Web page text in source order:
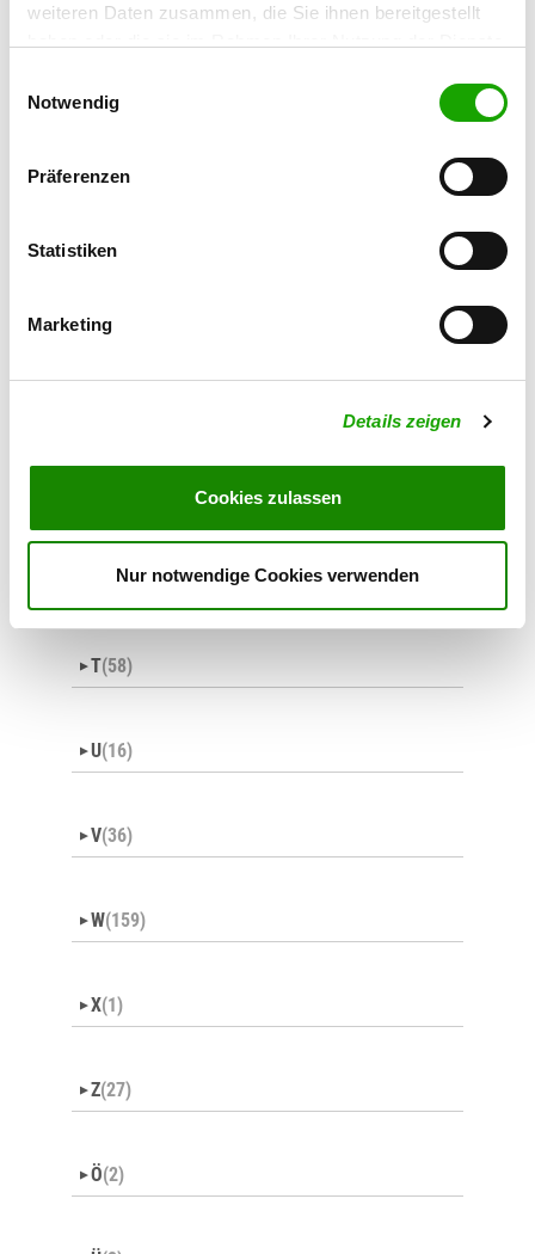
weiteren Daten zusammen, die Sie ihnen bereitgestellt
Cookies, wenn Sie unsere Webseite weiterhin nutzen.
Notwendig
Präferenzen
Statistiken
Marketing
Details zeigen
Cookies zulassen
Nur notwendige Cookies verwenden
▼O
▼ P(60)
(201)
▼T(58)
▼U(16)
▼V(36)
▼W(159)
▼X(1)
▼Z(27)
▼Ö(2)